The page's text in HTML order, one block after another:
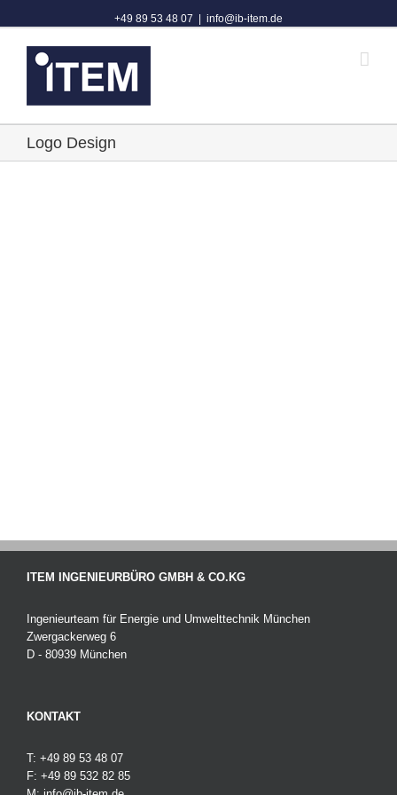
+49 89 53 48 07 info@ib-item.de
Logo Design
ITEM INGENIEURBÜRO GMBH & CO.KG
Ingenieurteam für Energie und Umwelttechnik München
Zwergackerweg 6
D - 80939 München
KONTAKT
T: +49 89 53 48 07
F: +49 89 532 82 85